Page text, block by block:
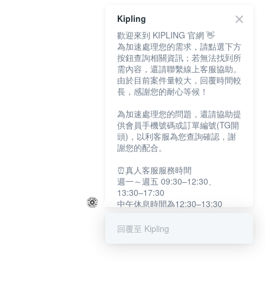
Kipling
歡迎來到 KIPLING 官網 👋
為加速處理您的需求，請點選下方
按鈕查詢相關資訊；若無法找到所
需內容，還請聯繫線上客服協助。
由於目前案件量較大，回覆時間較
長，感謝您的耐心等候！
為加速處理您的問題，還請協助提
供會員手機號碼或訂單編號(TG開
頭)，以利客服為您查詢確認，謝
謝您的配合。
⏰真人客服服務時間
週一～週五 09:30–12:30、
13:30–17:30
中午休息時間為12:30–13:30
提醒您：系統會自動已讀訊息，如
回覆至 Kipling